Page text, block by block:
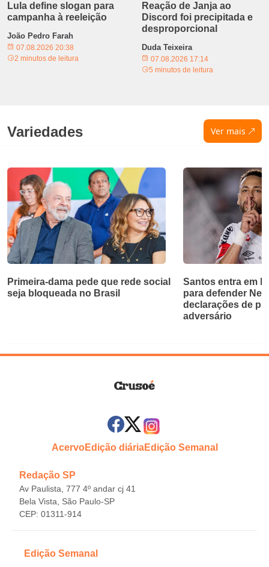
Lula define slogan para
campanha à reeleição
João Pedro Farah
07.08.2026 20:38
2 minutos de leitura
Reação de Janja ao
Discord foi precipitada e
desproporcional
Duda Teixeira
07.08.2026 17:14
5 minutos de leitura
Variedades Ver mais
Primeira-dama pede que rede social
seja bloqueada no Brasil
Santos entra em
para defender
declarações de
adversário
AcervoEdição diáriaEdição Semanal
Redação SP
Av Paulista, 777 4º andar cj 41
Bela Vista, São Paulo-SP
CEP: 01311-914
Edição Semanal